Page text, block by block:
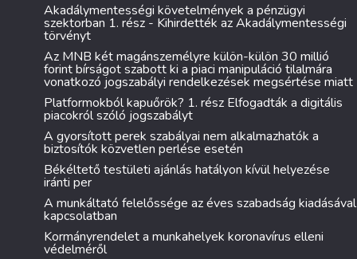
Akadálymentességi követelmények a pénzügyi
szektorban 1. rész - Kihirdették az Akadálymentességi
törvényt
Az MNB két magánszemélyre külön-külön 30 millió
forint bírságot szabott ki a piaci manipuláció tilalmára
vonatkozó jogszabályi rendelkezések megsértése miatt
Platformokból kapuőrök? 1. rész Elfogadták a digitális
piacokról szóló jogszabályt
A gyorsított perek szabályai nem alkalmazhatók a
biztosítók közvetlen perlése esetén
Békéltető testületi ajánlás hatályon kívül helyezése
iránti per
A munkáltató felelőssége az éves szabadság kiadásával
kapcsolatban
Kormányrendelet a munkahelyek koronavírus elleni
védelméről